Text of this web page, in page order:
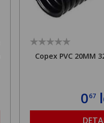
Copex PVC 20MM
067